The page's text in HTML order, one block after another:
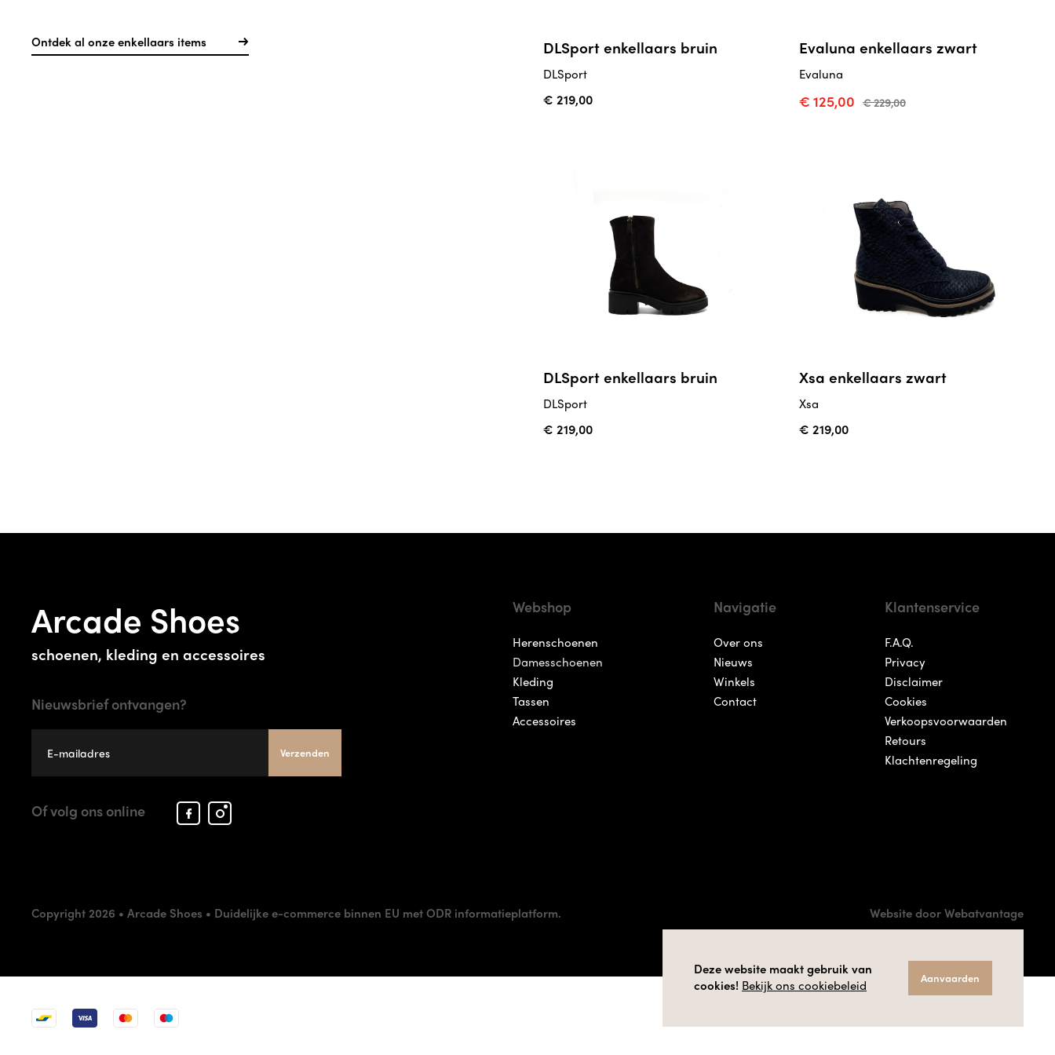
Ontdek al onze enkellaars items DLSport enkellaars bruin
DLSport
€ 219,00
Evaluna enkellaars zwart
Evaluna
€ 125,00 € 229,00
DLSport enkellaars bruin
DLSport
€ 219,00
Xsa enkellaars zwart
Xsa
€ 219,00
Arcade Shoes
schoenen, kleding en accessoires
Nieuwsbrief ontvangen?
Verzenden
Of volg ons online
Facebook
Arcade
Instagram
Arcade
Webshop
Herenschoenen
Damesschoenen
Kleding
Tassen
Accessoires
Navigatie
Over ons
Nieuws
Winkels
Contact
Klantenservice
F.A.Q.
Privacy
Disclaimer
Cookies
Verkoopsvoorwaarden
Retours
Klachtenregeling
Copyright 2026 • Arcade Shoes • Duidelijke e-commerce binnen EU met ODR informatieplatform. Website door Webatvantage
Deze website maakt gebruik van
cookies! Bekijk ons cookiebeleid Aanvaarden